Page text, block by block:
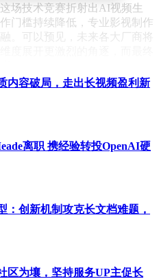
场技术竞赛折射出AI视频生
门槛持续降低，专业影视制作
。可以预见，未来各大厂商将
。
内容破局，走出长视频盈利新
离职 携经验转投OpenAI硬
：创新机制攻克长文档难题，
区为壤，坚持服务UP主促长